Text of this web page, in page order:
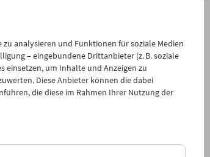
iCalender
Programmheft-PDF
English language or subtitles
analysieren und Funktionen für soziale Medien
– eingebundene Drittanbieter (z. B. soziale
einsetzen, um Inhalte und Anzeigen zu
Diese Anbieter können die dabei
die diese im Rahmen Ihrer Nutzung der